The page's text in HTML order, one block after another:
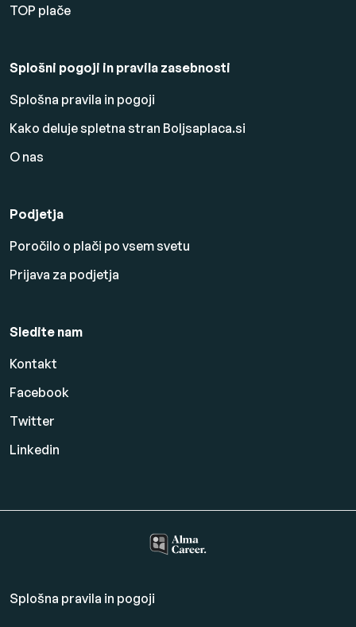
TOP plače
Splošni pogoji in pravila zasebnosti
Splošna pravila in pogoji
Kako deluje spletna stran Boljsaplaca.si
O nas
Podjetja
Poročilo o plači po vsem svetu
Prijava za podjetja
Sledite nam
Kontakt
Facebook
Twitter
Linkedin
Splošna pravila in pogoji